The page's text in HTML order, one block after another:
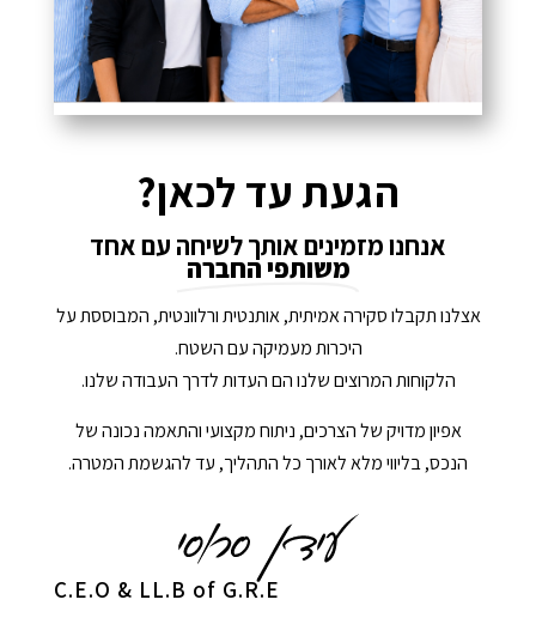
הגעת עד לכאן?
אנחנו מזמינים אותך לשיחה עם אחד
משותפי החברה
אצלנו תקבלו סקירה אמיתית, אותנטית ורלוונטית, המבוססת על
היכרות מעמיקה עם השטח.
הלקוחות המרוצים שלנו הם העדות לדרך העבודה שלנו.
אפיון מדויק של הצרכים, ניתוח מקצועי והתאמה נכונה של
הנכס, בליווי מלא לאורך כל התהליך, עד להגשמת המטרה.
C.E.O & LL.B of G.R.E